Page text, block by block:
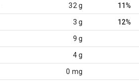
32 g 11%
3 g 12%
9 g
4 g
0 mg